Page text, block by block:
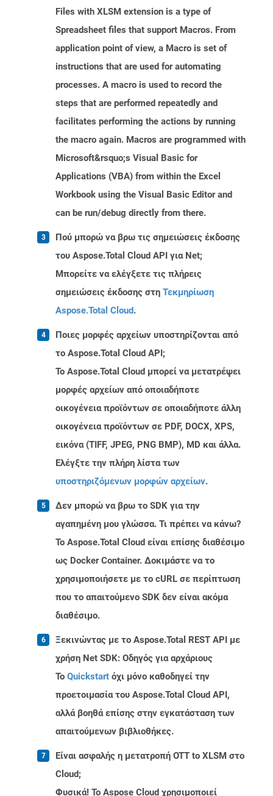
Files with XLSM extension is a type of
Spreadsheet files that support Macros. From
application point of view, a Macro is set of
instructions that are used for automating
processes. A macro is used to record the
steps that are performed repeatedly and
facilitates performing the actions by running
the macro again. Macros are programmed with
Microsoft&rsquo;s Visual Basic for
Applications (VBA) from within the Excel
Workbook using the Visual Basic Editor and
can be run/debug directly from there.
Πού μπορώ να βρω τις σημειώσεις έκδοσης
του Aspose.Total Cloud API για Net;
Μπορείτε να ελέγξετε τις πλήρεις
σημειώσεις έκδοσης στη Τεκμηρίωση
Aspose.Total Cloud.
Ποιες μορφές αρχείων υποστηρίζονται από
το Aspose.Total Cloud API;
Το Aspose.Total Cloud μπορεί να μετατρέψει
μορφές αρχείων από οποιαδήποτε
οικογένεια προϊόντων σε οποιαδήποτε άλλη
οικογένεια προϊόντων σε PDF, DOCX, XPS,
εικόνα (TIFF, JPEG, PNG BMP), MD και άλλα.
Ελέγξτε την πλήρη λίστα των
υποστηριζόμενων μορφών αρχείων.
Δεν μπορώ να βρω το SDK για την
αγαπημένη μου γλώσσα. Τι πρέπει να κάνω?
Το Aspose.Total Cloud είναι επίσης διαθέσιμο
ως Docker Container. Δοκιμάστε να το
χρησιμοποιήσετε με το cURL σε περίπτωση
που το απαιτούμενο SDK δεν είναι ακόμα
διαθέσιμο.
Ξεκινώντας με το Aspose.Total REST API με
χρήση Net SDK: Οδηγός για αρχάριους
Το Quickstart όχι μόνο καθοδηγεί την
προετοιμασία του Aspose.Total Cloud API,
αλλά βοηθά επίσης στην εγκατάσταση των
απαιτούμενων βιβλιοθήκες.
Είναι ασφαλής η μετατροπή OTT to XLSM στο
Cloud;
Φυσικά! Το Aspose Cloud χρησιμοποιεί